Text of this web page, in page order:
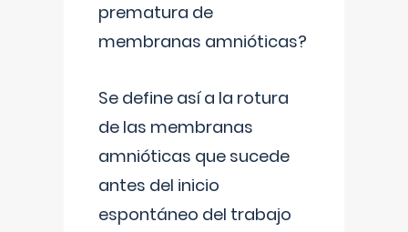
prematura de
membranas amnióticas?
Se define así a la rotura
de las membranas
amnióticas que sucede
antes del inicio
espontáneo del trabajo